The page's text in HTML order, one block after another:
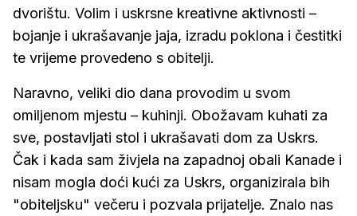
dvorištu. Volim i uskrsne kreativne aktivnosti –
bojanje i ukrašavanje jaja, izradu poklona i čestitki
te vrijeme provedeno s obitelji.
Naravno, veliki dio dana provodim u svom
omiljenom mjestu – kuhinji. Obožavam kuhati za
sve, postavljati stol i ukrašavati dom za Uskrs.
Čak i kada sam živjela na zapadnoj obali Kanade i
nisam mogla doći kući za Uskrs, organizirala bih
"obiteljsku" večeru i pozvala prijatelje. Znalo nas